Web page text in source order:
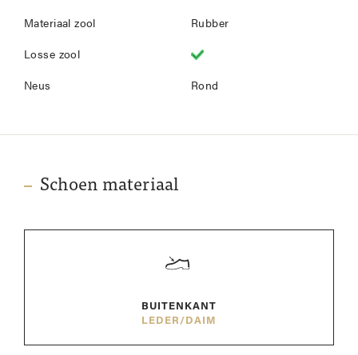
Materiaal zool Rubber
Losse zool
Neus Rond
Schoen materiaal
BUITENKANT
LEDER/DAIM